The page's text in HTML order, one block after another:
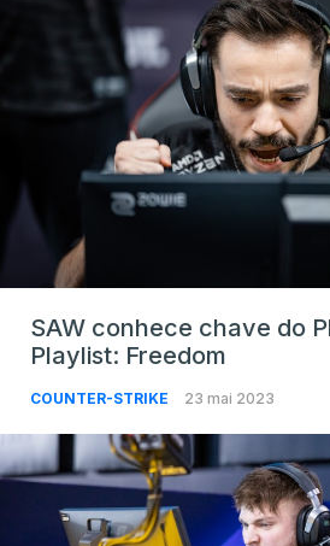
SAW conhece chave do
Playlist: Freedom
COUNTER-STRIKE 23 mai 2023